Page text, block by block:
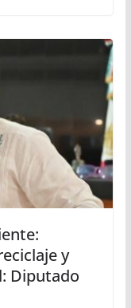
y
Diputado